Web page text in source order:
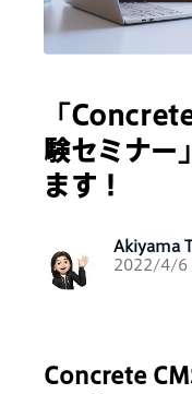
「
験セミナー
ます！
Akiyama
2022/4/6
Concrete